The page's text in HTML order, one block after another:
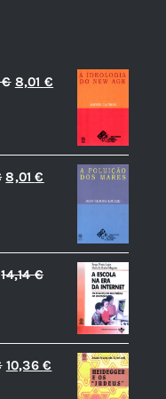
€ O
era:
8,90 €.
8,01 €
preço
é:
8,01 €.
O
era:
8,90 €.
8,01€
preço
é:
8,01 €.
14,14€
O
10,36€
preço